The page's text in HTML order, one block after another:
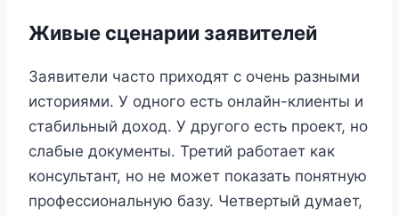
Живые сценарии заявителей
Заявители часто приходят с очень разными
историями. У одного есть онлайн-клиенты и
стабильный доход. У другого есть проект, но
слабые документы. Третий работает как
консультант, но не может показать понятную
профессиональную базу. Четвертый думает,